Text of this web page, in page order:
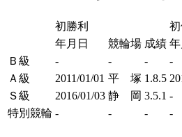
初勝利
年月日
競輪場 成績 年
Ｂ級
- - - -
Ａ級
2011/01/01 平 塚 1.8.5
Ｓ級
2016/01/03 静 岡 3.5.1 -
特別競輪 - - - -